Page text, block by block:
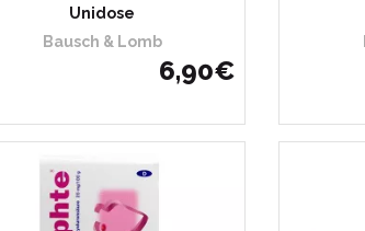
Unidose
Bausch & Lomb
6,90€